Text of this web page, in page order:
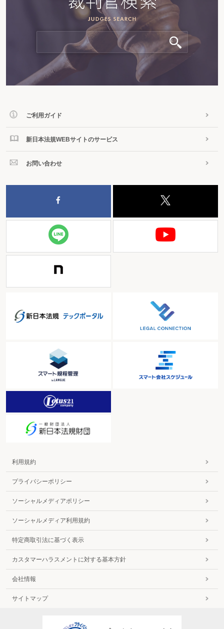
ご利用ガイド
新日本法規WEBサイトのサービス
お問い合わせ
利用規約
プライバシーポリシー
ソーシャルメディアポリシー
ソーシャルメディア利用規約
特定商取引法に基づく表示
カスタマーハラスメントに対する基本方針
会社情報
サイトマップ